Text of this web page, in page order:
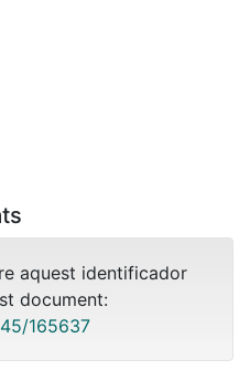
aquest identificador
document:
165637